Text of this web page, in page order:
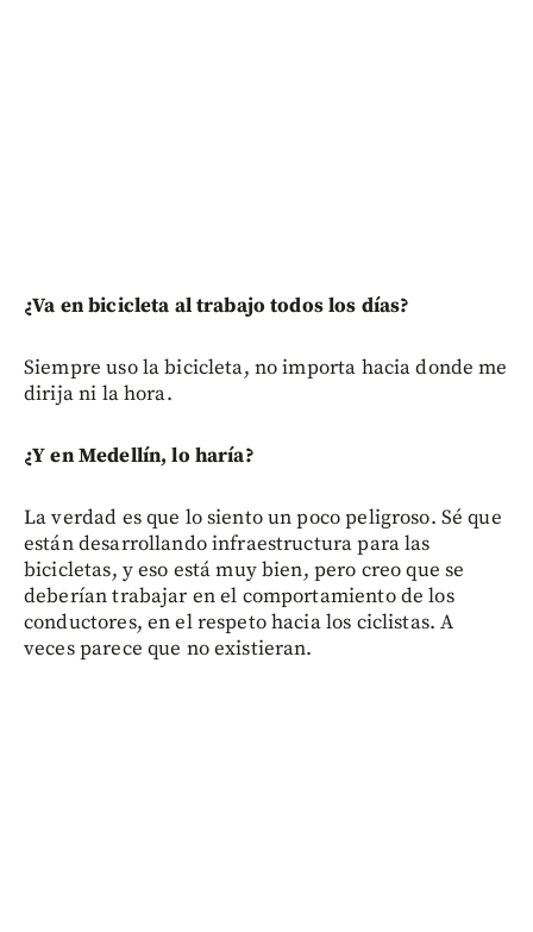
¿Va en bicicleta al trabajo todos los días?
Siempre uso la bicicleta, no importa hacia donde me
dirija ni la hora.
¿Y en Medellín, lo haría?
La verdad es que lo siento un poco peligroso. Sé que
están desarrollando infraestructura para las
bicicletas, y eso está muy bien, pero creo que se
deberían trabajar en el comportamiento de los
conductores, en el respeto hacia los ciclistas. A
veces parece que no existieran.